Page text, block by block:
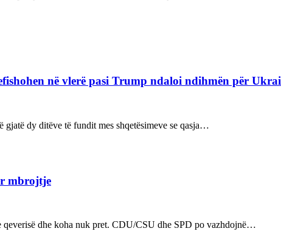
në vlerë pasi Trump ndaloi ndihmën për
gjatë dy ditëve të fundit mes shqetësimeve se qasja…
mbrojtje
dhe koha nuk pret. CDU/CSU dhe SPD po vazhdojnë…